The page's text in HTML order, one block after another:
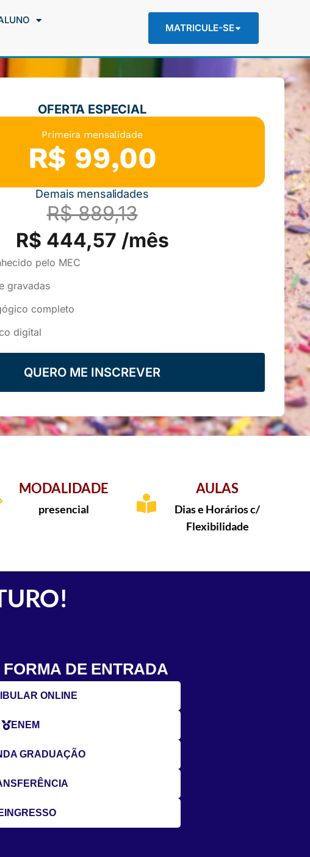
MATRICULE-SE
OFERTA ESPECIAL
Primeira mensalidade
R$ 99,00
Demais mensalidades
R$ 889,13
R$ 444,57 /mês
pelo MEC
gravadas
completo
digital
QUERO ME INSCREVER
MODALIDADE
presencial
AULAS
Dias e Horários c/
Flexibilidade
DE ENTRADA
ONLINE
ENEM
GRADUAÇÃO